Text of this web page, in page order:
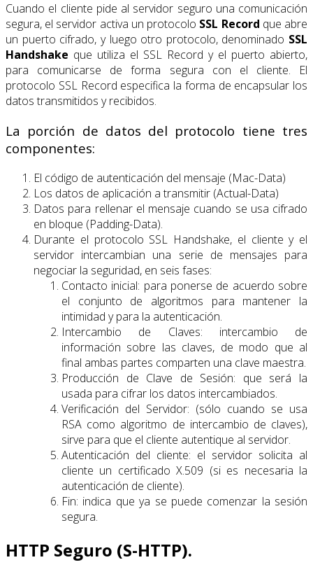
Cuando el cliente pide al servidor seguro una comunicación
segura, el servidor activa un protocolo SSL Record que abre
un puerto cifrado, y luego otro protocolo, denominado SSL
Handshake que utiliza el SSL Record y el puerto abierto,
para comunicarse de forma segura con el cliente. El
protocolo SSL Record especifica la forma de encapsular los
datos transmitidos y recibidos.
La porción de datos del protocolo tiene tres
componentes:
El código de autenticación del mensaje (Mac-Data)
Los datos de aplicación a transmitir (Actual-Data)
Datos para rellenar el mensaje cuando se usa cifrado
en bloque (Padding-Data).
Durante el protocolo SSL Handshake, el cliente y el
servidor intercambian una serie de mensajes para
negociar la seguridad, en seis fases:
Contacto inicial: para ponerse de acuerdo sobre
el conjunto de algoritmos para mantener la
intimidad y para la autenticación.
Intercambio de Claves: intercambio de
información sobre las claves, de modo que al
final ambas partes comparten una clave maestra.
Producción de Clave de Sesión: que será la
usada para cifrar los datos intercambiados.
Verificación del Servidor: (sólo cuando se usa
RSA como algoritmo de intercambio de claves),
sirve para que el cliente autentique al servidor.
Autenticación del cliente: el servidor solicita al
cliente un certificado X.509 (si es necesaria la
autenticación de cliente).
Fin: indica que ya se puede comenzar la sesión
segura.
HTTP Seguro (S-HTTP).